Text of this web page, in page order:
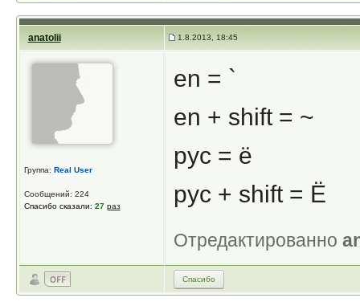
anatolii 1.8.2013, 18:45
Группа: Real User
Сообщений: 224
Спасибо сказали: 27 раз
en = `
en + shift = ~
рус = ё
рус + shift = Ё
Отредактированно
Спасибо